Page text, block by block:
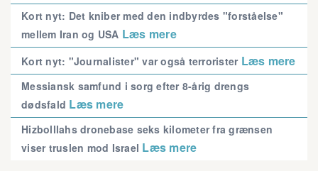
Kort nyt: Det kniber med den indbyrdes "forståelse"
mellem Iran og USA Læs mere
Kort nyt: "Journalister" var også terrorister Læs mere
Messiansk samfund i sorg efter 8-årig drengs
dødsfald Læs mere
Hizbolllahs dronebase seks kilometer fra grænsen
viser truslen mod Israel Læs mere